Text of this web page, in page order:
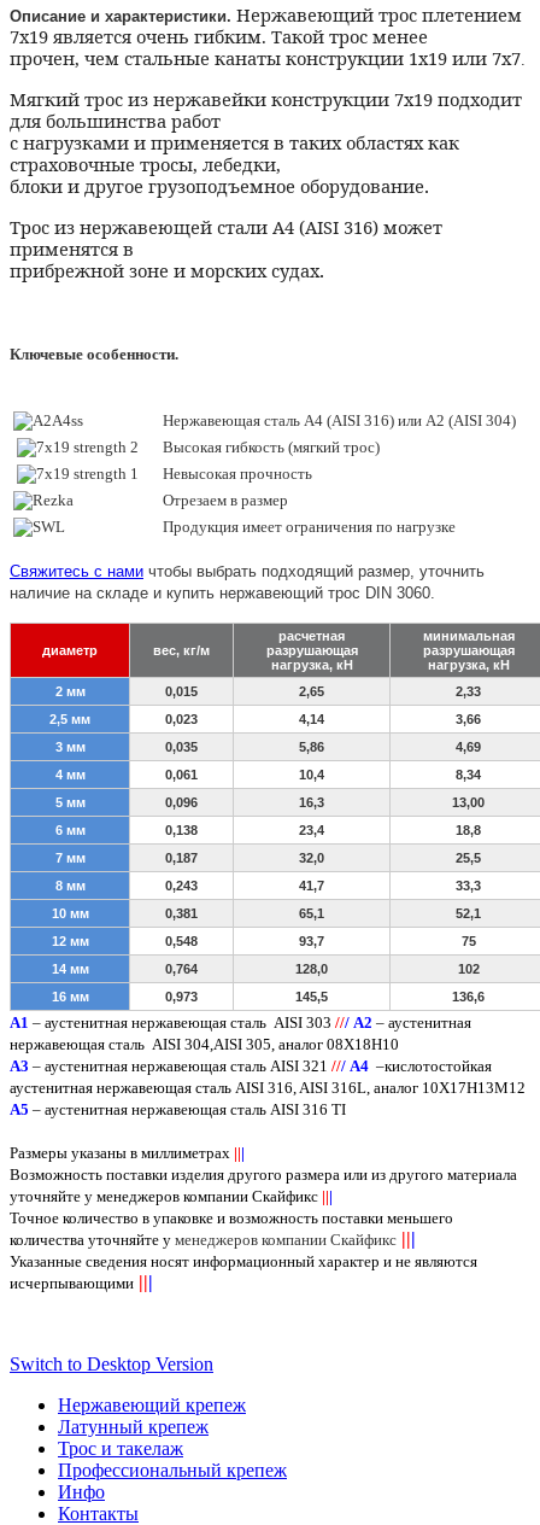
Описание и характеристики. Нержавеющий трос плетением
7x19 является очень гибким. Такой трос менее
прочен, чем стальные канаты конструкции 1x19 или 7x7
Мягкий трос из нержавейки конструкции 7x19 подходит
для большинства работ
с нагрузками и применяется в таких областях как
страховочные тросы, лебедки,
блоки и другое грузоподъемное оборудование.
Трос из нержавеющей стали А4 (AISI 316) может
применятся в
прибрежной зоне и морских судах.
Ключевые особенности.
Нержавеющая сталь А4 (AISI 316) или А2 (AISI 304)
Высокая гибкость (мягкий трос)
Невысокая прочность
Отрезаем в размер
Продукция имеет ограничения по нагрузке
Свяжитесь с нами чтобы выбрать подходящий размер, уточнить
наличие на складе и купить нержавеющий трос DIN 3060.
диаметр вес, кг/м
расчетная
разрушающая
нагрузка, кН
минимальная
разрушающая
нагрузка, кН
2 мм
0,015 2,65
2,33
2,5 мм
0,023 4,14
3,66
3 мм
0,035 5,86
4,69
4 мм
0,061 10,4
8,34
5 мм
0,096 16,3
13,00
6 мм
0,138 23,4
18,8
7 мм
0,187 32,0
25,5
8 мм
0,243 41,7
33,3
10 мм
0,381 65,1
52,1
12 мм
0,548 93,7
75
14 мм
0,764 128,0
102
16 мм
0,973 145,5 136,6
A1 – аустенитная нержавеющая сталь AISI 303 /// А2 – аустенитная
нержавеющая сталь AISI 304, AISI 305, аналог 08Х18Н10
А3 – аустенитная нержавеющая сталь AISI 321 /// А4 –кислотостойкая
аустенитная нержавеющая сталь AISI 316, AISI 316L , аналог 10Х17Н13М12
А5 – аустенитная нержавеющая сталь AISI 316 TI
Размеры указаны в миллиметрах |||
Возможность поставки изделия другого размера или из другого материала
уточняйте у менеджеров компании Скайфикс |||
Точное количество в упаковке и возможность поставки меньшего
количества уточняйте у менеджеров компании Скайфикс |||
Указанные сведения носят информационный характер и не являются
исчерпывающими |||
Switch to Desktop Version
Нержавеющий крепеж
Латунный крепеж
Трос и такелаж
Профессиональный крепеж
Инфо
Контакты